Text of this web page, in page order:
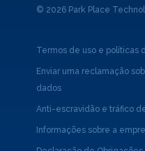
© 2026 Park Place
Termos de uso e políticas
Enviar uma reclamação
dados
Anti-escravidão e tráfico
Informações sobre a